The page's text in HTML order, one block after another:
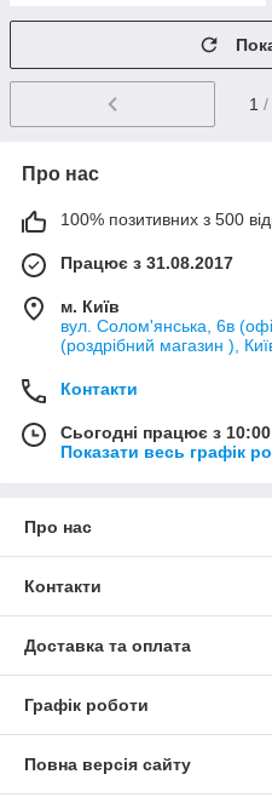
1 /
Про нас
100% позитивних з 500
Працює з 31.08.2017
м. Київ
вул. Солом'янська, 6в
(роздрібний магазин ),
Контакти
Сьогодні працює з
Показати весь графік
Про нас
Контакти
Доставка та оплата
Графік роботи
Повна версія сайту